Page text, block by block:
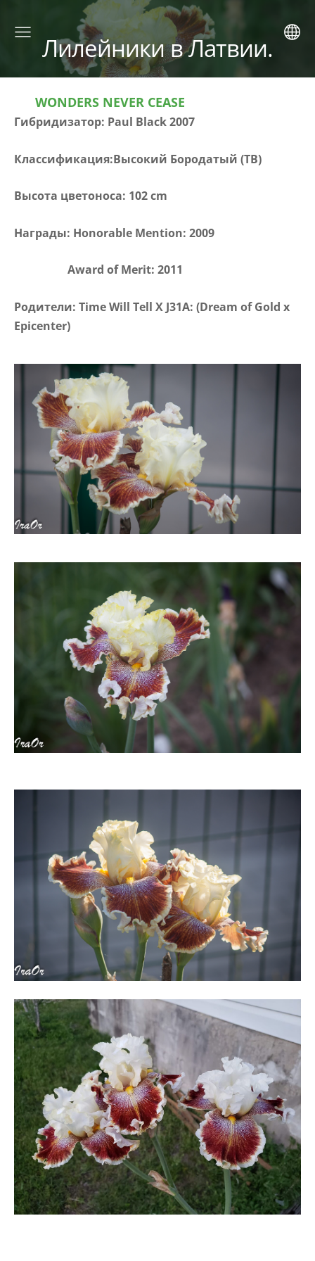
Лилейники в Латвии.
WONDERS NEVER CEASE
Гибридизатор: Paul Black 2007
Классификация:Высокий Бородатый (TB)
Высота цветоноса: 102 cm
Награды: Honorable Mention: 2009
Award of Merit: 2011
Родители: Time Will Tell X J31A: (Dream of Gold x
Epicenter)